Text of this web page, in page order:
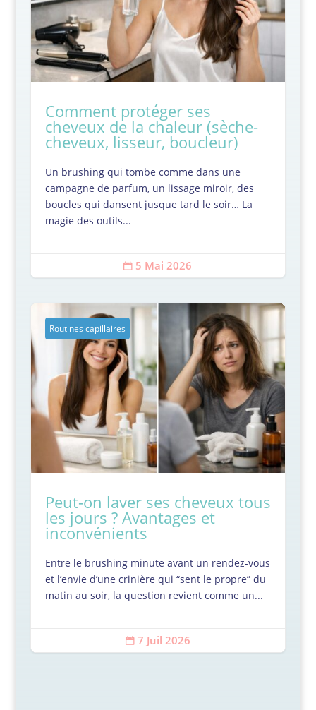
Comment protéger ses
cheveux de la chaleur (sèche-
cheveux, lisseur, boucleur)
Un brushing qui tombe comme dans une
campagne de parfum, un lissage miroir, des
boucles qui dansent jusque tard le soir… La
magie des outils...
 5 Mai 2026
Routines capillaires
Peut-on laver ses cheveux tous
les jours ? Avantages et
inconvénients
Entre le brushing minute avant un rendez-vous
et l’envie d’une crinière qui “sent le propre” du
matin au soir, la question revient comme un...
 7 Juil 2026